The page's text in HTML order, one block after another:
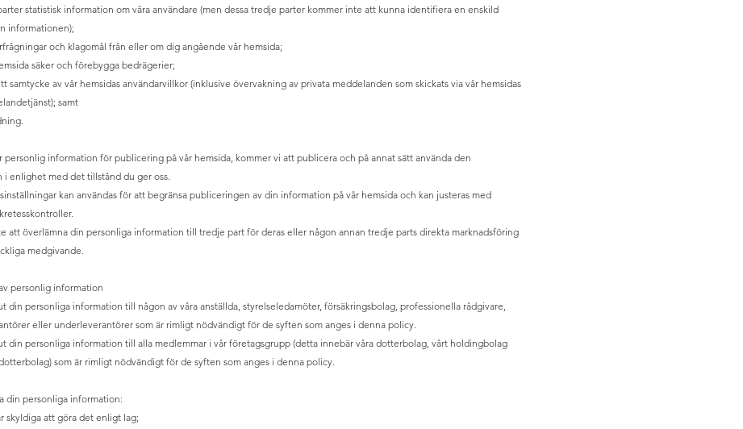
statistisk information om våra användare (men dessa tredje parter kommer inte att kunna identifiera en enskild
informationen);
och klagomål från eller om dig angående vår hemsida;
säker och förebygga bedrägerier;
samtycke av vår hemsidas användarvillkor (inklusive övervakning av privata meddelanden som skickats via vår hemsidas
samt
personlig information för publicering på vår hemsida, kommer vi att publicera och på annat sätt använda den
i enlighet med det tillstånd du ger oss.
kan användas för att begränsa publiceringen av din information på vår hemsida och kan justeras med
att överlämna din personliga information till tredje part för deras eller någon annan tredje parts direkta marknadsföring
medgivande.
personlig information
din personliga information till någon av våra anställda, styrelseledamöter, försäkringsbolag, professionella rådgivare,
eller underleverantörer som är rimligt nödvändigt för de syften som anges i denna policy.
din personliga information till alla medlemmar i vår företagsgrupp (detta innebär våra dotterbolag, vårt holdingbolag
som är rimligt nödvändigt för de syften som anges i denna policy.
din personliga information:
skyldiga att göra det enligt lag;